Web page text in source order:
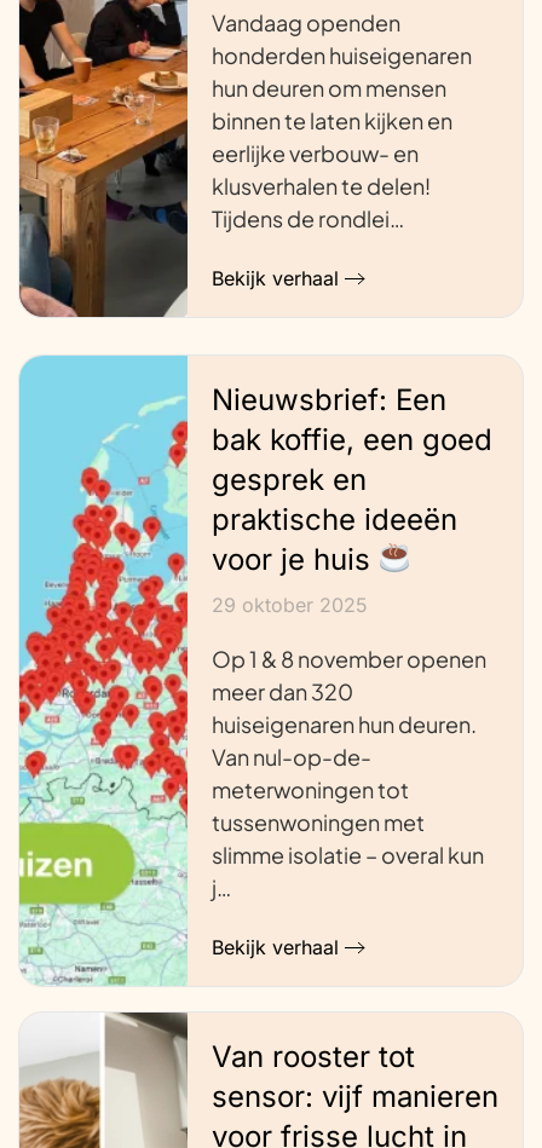
Vandaag openden
honderden huiseigenaren
hun deuren om mensen
binnen te laten kijken en
eerlijke verbouw- en
klusverhalen te delen!
Tijdens de rondlei…
Bekijk verhaal
Nieuwsbrief: Een
bak koffie, een goed
gesprek en
praktische ideeën
voor je huis
29 oktober 2025
Op 1 & 8 november openen
meer dan 320
huiseigenaren hun deuren.
Van nul-op-de-
meterwoningen tot
tussenwoningen met
slimme isolatie – overal kun
j…
Bekijk verhaal
Van rooster tot
sensor: vijf manieren
voor frisse lucht in